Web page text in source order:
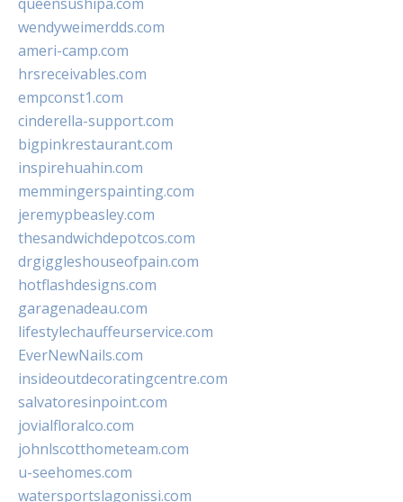
wendyweimerdds.com
ameri-camp.com
hrsreceivables.com
empconst1.com
cinderella-support.com
bigpinkrestaurant.com
inspirehuahin.com
memmingerspainting.com
jeremypbeasley.com
thesandwichdepotcos.com
drgiggleshouseofpain.com
hotflashdesigns.com
garagenadeau.com
lifestylechauffeurservice.com
EverNewNails.com
insideoutdecoratingcentre.com
salvatoresinpoint.com
jovialfloralco.com
johnlscotthometeam.com
u-seehomes.com
watersportslagonissi.com